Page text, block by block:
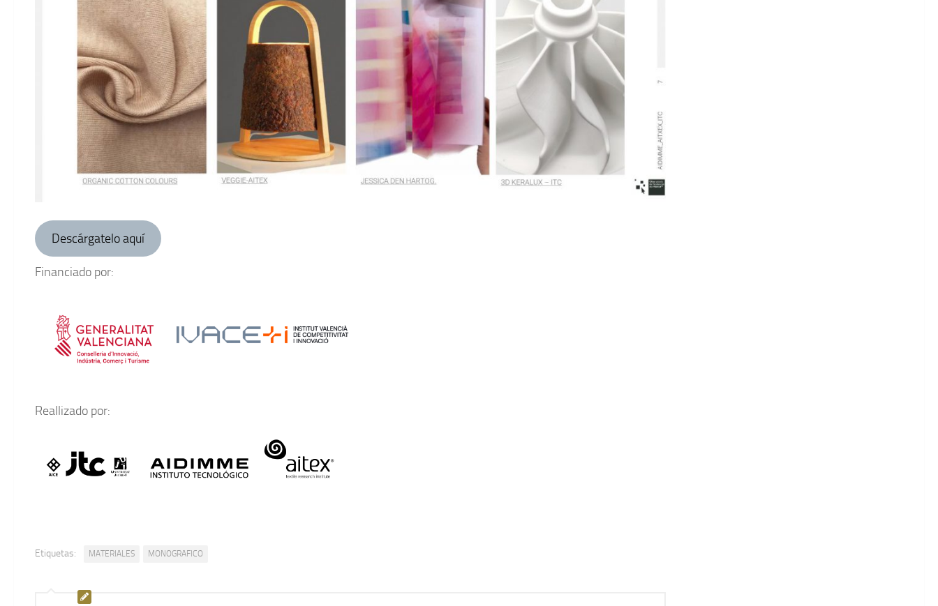
Descárgatelo aquí
Financiado por:
Reallizado por:
Etiquetas: MATERIALES MONOGRAFICO